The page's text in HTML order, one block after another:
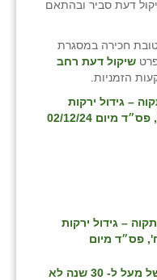
דעת סביר ובהתאם
חכירה במסגרת
שיקול דעת רחב
הזמניות.
07-24 אחים תקוה – גידול ירקות
02/12/24
07-24 אחים תקוה – גידול ירקות
פס״ד מיום
ביהמ"ש המחוזי: שכירות עונתית של מעל ל- 30 שנה לא